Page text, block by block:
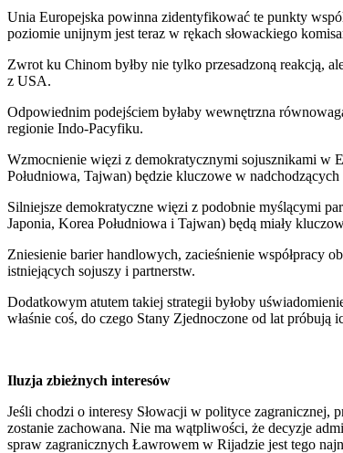
Unia Europejska powinna zidentyfikować te punkty
poziomie unijnym jest teraz w rękach słowackiego
Zwrot ku Chinom byłby nie tylko przesadzoną reakcją,
z USA.
Odpowiednim podejściem byłaby wewnętrzna
regionie Indo-Pacyfiku.
Wzmocnienie więzi z demokratycznymi sojusznikami w
Południowa, Tajwan) będzie kluczowe w nadchodzących
Silniejsze demokratyczne więzi z podobnie myślącymi
Japonia, Korea Południowa i Tajwan) będą miały
Zniesienie barier handlowych, zacieśnienie współpracy
istniejących sojuszy i partnerstw.
Dodatkowym atutem takiej strategii byłoby
właśnie coś, do czego Stany Zjednoczone od lat próbują
Iluzja zbieżnych interesów
Jeśli chodzi o interesy Słowacji w polityce zagranicznej,
zostanie zachowana. Nie ma wątpliwości, że decyzje
spraw zagranicznych Ławrowem w Rijadzie jest tego